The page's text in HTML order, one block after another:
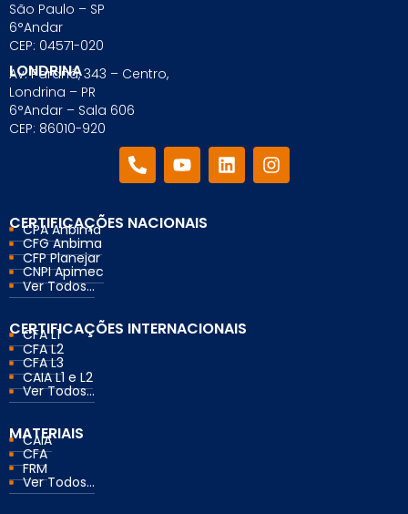
Para empresas
PORTAL EAD
São Paulo – SP
6°Andar
CEP: 04571-020
LONDRINA
Av. Paraná, 343 – Centro,
Londrina – PR
6°Andar – Sala 606
CEP: 86010-920
CERTIFICAÇÕES NACIONAIS
CPA Anbima
CFG Anbima
CFP Planejar
CNPI Apimec
Ver Todos...
CERTIFICAÇÕES INTERNACIONAIS
CFA L1
CFA L2
CFA L3
CAIA L1 e L2
Ver Todos...
MATERIAIS
CAIA
CFA
FRM
Ver Todos...